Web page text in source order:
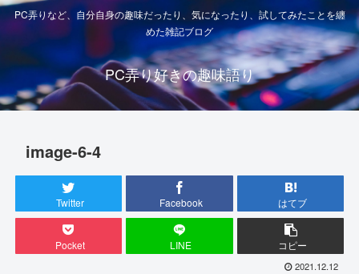
PC弄りなど、自分自身の趣味だったり、気になったり、試してみたことを纏
めた雑記ブログ
PC弄り好きの趣味語り
image-6-4
Twitter Facebook はてブ
Pocket LINE コピー
2021.12.12